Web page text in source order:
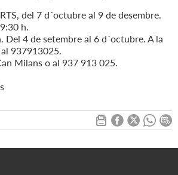
del 7 d´octubre al 9 de desembre.
h.
Del 4 de setembre al 6 d´octubre. A la
937913025.
Milans o al 937 913 025.